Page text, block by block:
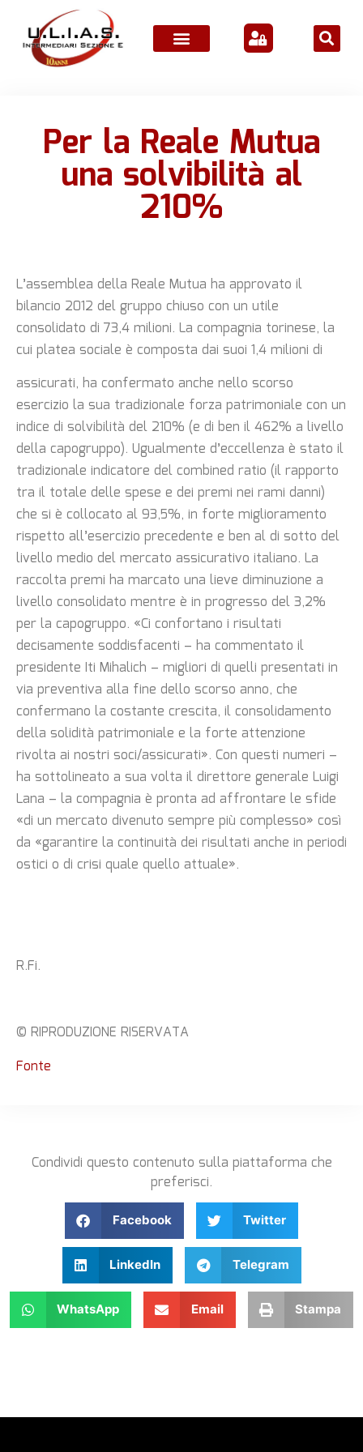
Per la Reale Mutua
una solvibilità al
210%
L’assemblea della Reale Mutua ha approvato il
bilancio 2012 del gruppo chiuso con un utile
consolidato di 73,4 milioni. La compagnia torinese, la
cui platea sociale è composta dai suoi 1,4 milioni di
assicurati, ha confermato anche nello scorso
esercizio la sua tradizionale forza patrimoniale con un
indice di solvibilità del 210% (e di ben il 462% a livello
della capogruppo). Ugualmente d’eccellenza è stato il
tradizionale indicatore del combined ratio (il rapporto
tra il totale delle spese e dei premi nei rami danni)
che si è collocato al 93,5%, in forte miglioramento
rispetto all’esercizio precedente e ben al di sotto del
livello medio del mercato assicurativo italiano. La
raccolta premi ha marcato una lieve diminuzione a
livello consolidato mentre è in progresso del 3,2%
per la capogruppo. «Ci confortano i risultati
decisamente soddisfacenti – ha commentato il
presidente Iti Mihalich – migliori di quelli presentati in
via preventiva alla fine dello scorso anno, che
confermano la costante crescita, il consolidamento
della solidità patrimoniale e la forte attenzione
rivolta ai nostri soci/assicurati». Con questi numeri –
ha sottolineato a sua volta il direttore generale Luigi
Lana – la compagnia è pronta ad affrontare le sfide
«di un mercato divenuto sempre più complesso» così
da «garantire la continuità dei risultati anche in periodi
ostici o di crisi quale quello attuale».
R.Fi.
© RIPRODUZIONE RISERVATA
Fonte
Condividi questo contenuto sulla piattaforma che
preferisci.
Facebook Twitter
LinkedIn Telegram
WhatsApp Email Stampa